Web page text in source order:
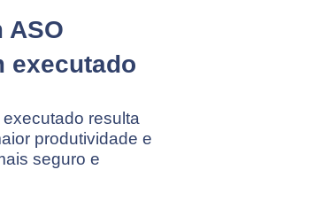
ASO
executado
resulta
produtividade e
seguro e